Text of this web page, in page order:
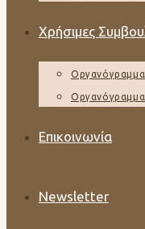
Χρήσιμες
Επικοινωνία
Newsletter